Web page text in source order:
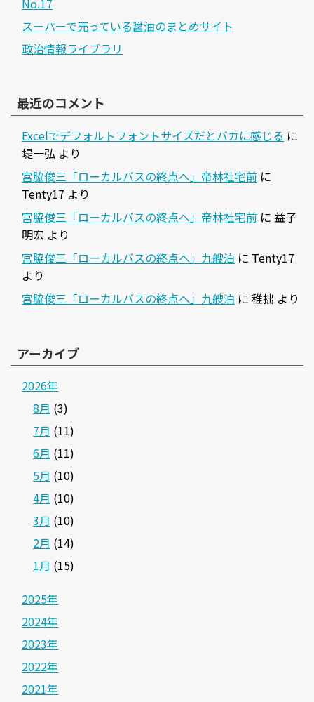
No.17
スーパーで売っている醤油のまとめサイト
政治情報ライブラリ
最近のコメント
Excelでデフォルトフォントサイズだとバカに感じる に
堤一弘 より
宮脇俊三「ローカルバスの終点へ」帝林社宅前 に
Tenty17 より
宮脇俊三「ローカルバスの終点へ」帝林社宅前 に 益子
明宏 より
宮脇俊三「ローカルバスの終点へ」九艘泊 に Tenty17
より
宮脇俊三「ローカルバスの終点へ」九艘泊 に 稚拙 より
アーカイブ
2026年
8月 (3)
7月 (11)
6月 (11)
5月 (10)
4月 (10)
3月 (10)
2月 (14)
1月 (15)
2025年
2024年
2023年
2022年
2021年